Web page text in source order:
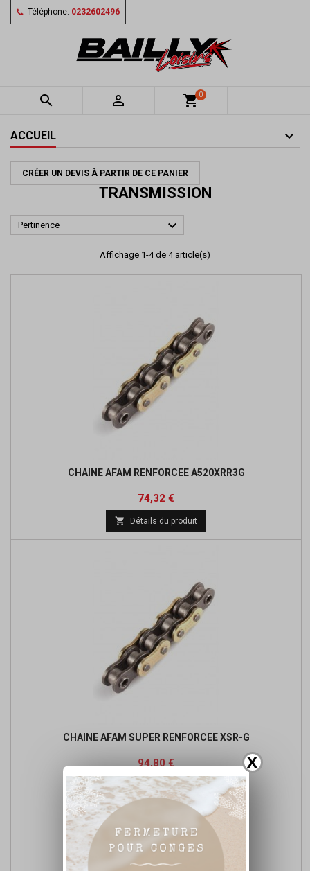
X
Téléphone: 0232602496
  shopping_cart0
ACCUEIL
CRÉER UN DEVIS À PARTIR DE CE PANIER
TRANSMISSION
Pertinence 
Affichage 1-4 de 4 article(s)
CHAINE AFAM RENFORCEE A520XRR3G
Prix
74,32 €
base
 Détails du produit
CHAINE AFAM SUPER RENFORCEE XSR-G
Prix
94,80 €
de
base
 Détails du produit